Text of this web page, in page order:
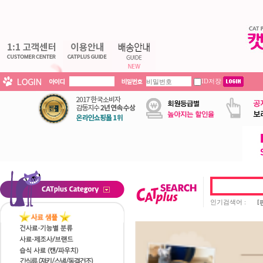
ID저장
인기검색어 : [